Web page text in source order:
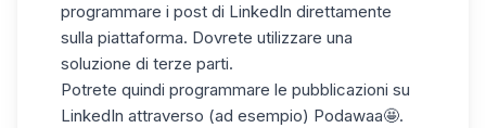
programmare i post di LinkedIn direttamente
sulla piattaforma. Dovrete utilizzare una
soluzione di terze parti.
Potrete quindi programmare le pubblicazioni su
LinkedIn attraverso (ad esempio) Podawaa🤩.